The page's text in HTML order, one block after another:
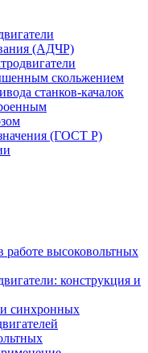
(АДЧР)
скольжением
станков-качалок
(ГОСТ Р)
работе высоковольтных
конструкция и
синхронных